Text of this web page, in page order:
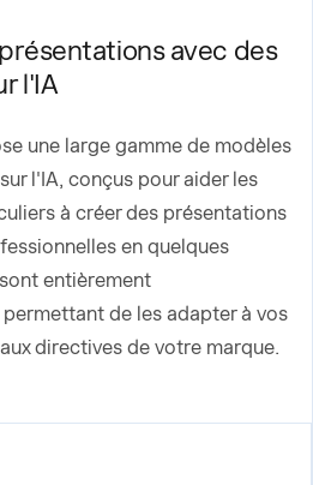
avec des
l'IA
une large gamme de modèles
l'IA, conçus pour aider les
à créer des présentations
en quelques
entièrement
de les adapter à vos
directives de votre marque.